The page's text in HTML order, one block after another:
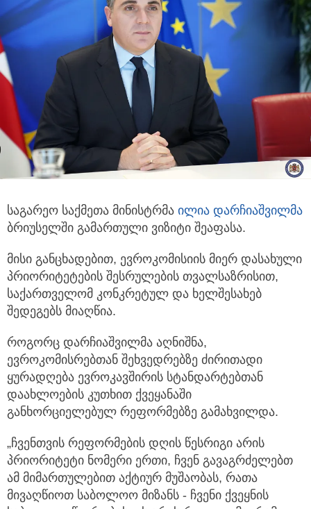
საგარეო საქმეთა მინისტრმა ილია დარჩიაშვილმა
ბრიუსელში გამართული ვიზიტი შეაფასა.
მისი განცხადებით, ევროკომისიის მიერ დასახული
პრიორიტეტების შესრულების თვალსაზრისით,
საქართველომ კონკრეტულ და ხელშესახებ
შედეგებს მიაღწია.
როგორც დარჩიაშვილმა აღნიშნა,
ევროკომისრებთან შეხვედრებზე ძირითადი
ყურადღება ევროკავშირის სტანდარტებთან
დაახლოების კუთხით ქვეყანაში
განხორციელებულ რეფორმებზე გამახვილდა.
„ჩვენთვის რეფორმების დღის წესრიგი არის
პრიორიტეტი ნომერი ერთი, ჩვენ გავაგრძელებთ
ამ მიმართულებით აქტიურ მუშაობას, რათა
მივაღწიოთ საბოლოო მიზანს - ჩვენი ქვეყნის